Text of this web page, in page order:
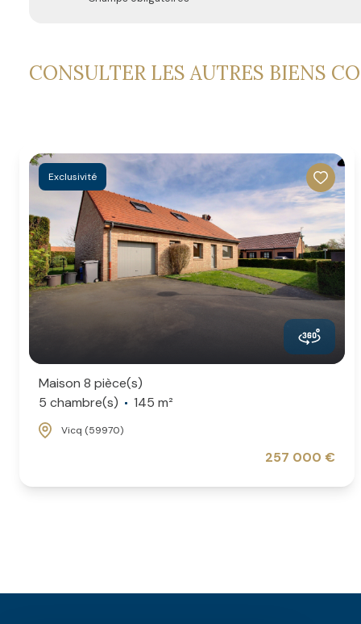
CONSULTER LES AUTRES BIENS
Exclusivité
Maison 8 pièce(s)
5 chambre(s)
145 m²
Vicq (59970)
257 000 €